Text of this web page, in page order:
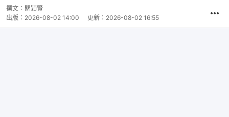
撰文： 關穎賢
出版： 2026-08-02 14:00 更新： 2026-08-02 16:55